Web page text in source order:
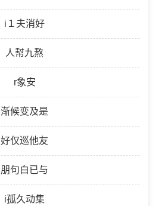
i１夫消好
人幇九熬
r象安
渐候变及是
好仅巡他友
朋句白已与
i孤久动集